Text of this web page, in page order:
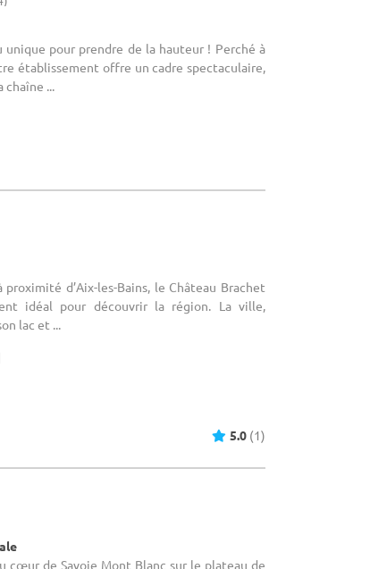
unique pour prendre de la hauteur ! Perché à
établissement offre un cadre spectaculaire,
chaîne ...
d’Aix-les-Bains, le Château Brachet
idéal pour découvrir la région. La ville,
lac et ...
5.0 (1)
cœur de Savoie Mont Blanc sur le plateau de